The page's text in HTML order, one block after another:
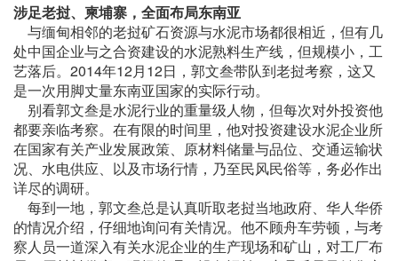
涉足老挝、柬埔寨，全面布局东南亚
与缅甸相邻的老挝矿石资源与水泥市场都很相近，但有几
处中国企业与之合资建设的水泥熟料生产线，但规模小，工
艺落后。2014年12月12日，郭文叁带队到老挝考察，这又
是一次用脚丈量东南亚国家的实际行动。
别看郭文叁是水泥行业的重量级人物，但每次对外投资他
都要亲临考察。在有限的时间里，他对投资建设水泥企业所
在国家有关产业发展政策、原材料储量与品位、交通运输状
况、水电供应、以及市场行情，乃至民风民俗等，务必作出
详尽的调研。
每到一地，郭文叁总是认真听取老挝当地政府、华人华侨
的情况介绍，仔细地询问有关情况。他不顾舟车劳顿，与考
察人员一道深入有关水泥企业的生产现场和矿山，对工厂布